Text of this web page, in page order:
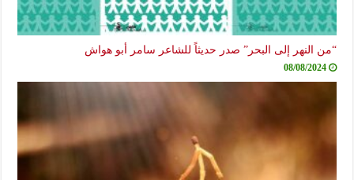
“من النهر إلى البحر” صدر حديثاً للشاعر سامر أبو هواش
08/08/2024